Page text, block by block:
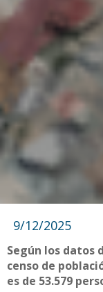
9/12/2025
Según los datos
censo de
es de 53.579